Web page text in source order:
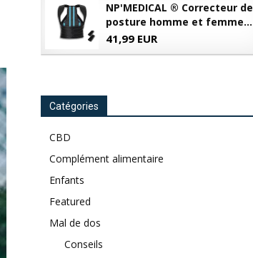
NP'MEDICAL ® Correcteur de
posture homme et femme...
41,99 EUR
Catégories
CBD
Complément alimentaire
Enfants
Featured
Mal de dos
Conseils